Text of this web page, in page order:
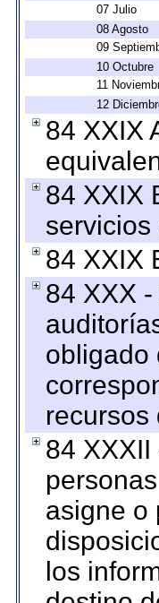
07 Julio
08 Agosto
09
10 Octubre
11
12
84 XXIX
84 XXIX
84 XXIX
84 XXX
obligado
recursos
84
asigne o
los